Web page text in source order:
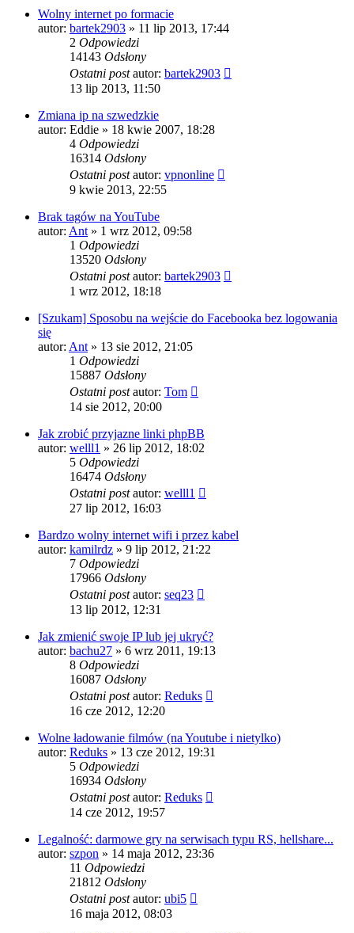
Wolny internet po formacie
autor: bartek2903 » 11 lip 2013, 17:44
2 Odpowiedzi
14143 Odsłony
Ostatni postautor: bartek2903
13 lip 2013, 11:50
Zmiana ip na szwedzkie
autor: Eddie » 18 kwie 2007, 18:28
4 Odpowiedzi
16314 Odsłony
Ostatni postautor: vpnonline
9 kwie 2013, 22:55
Brak tagów na YouTube
autor: Ant » 1 wrz 2012, 09:58
1 Odpowiedzi
13520 Odsłony
Ostatni postautor: bartek2903
1 wrz 2012, 18:18
[Szukam] Sposobu na wejście do Facebooka bez logowania
się
autor: Ant » 13 sie 2012, 21:05
1 Odpowiedzi
15887 Odsłony
Ostatni postautor: Tom
14 sie 2012, 20:00
Jak zrobić przyjazne linki phpBB
autor: welll1 » 26 lip 2012, 18:02
5 Odpowiedzi
16474 Odsłony
Ostatni postautor: welll1
27 lip 2012, 16:03
Bardzo wolny internet wifi i przez kabel
autor: kamilrdz » 9 lip 2012, 21:22
7 Odpowiedzi
17966 Odsłony
Ostatni postautor: seq23
13 lip 2012, 12:31
Jak zmienić swoje IP lub jej ukryć?
autor: bachu27 » 6 wrz 2011, 19:13
8 Odpowiedzi
16087 Odsłony
Ostatni postautor: Reduks
16 cze 2012, 12:20
Wolne ładowanie filmów (na Youtube i nietylko)
autor: Reduks » 13 cze 2012, 19:31
5 Odpowiedzi
16934 Odsłony
Ostatni postautor: Reduks
14 cze 2012, 19:57
Legalność: darmowe gry na serwisach typu RS, hellshare...
autor: szpon » 14 maja 2012, 23:36
11 Odpowiedzi
21812 Odsłony
Ostatni postautor: ubi5
16 maja 2012, 08:03